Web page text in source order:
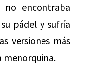
no encontraba
pádel y sufría
versiones más
menorquina.